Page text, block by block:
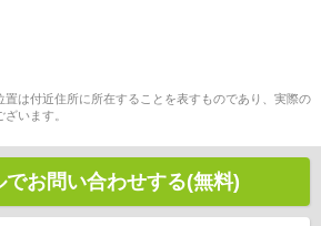
は付近住所に所在することを表すものであり、実際の
います。
でお問い合わせする(無料)